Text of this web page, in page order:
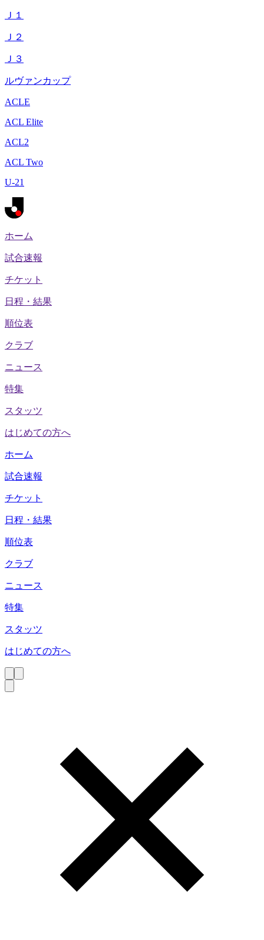
Ｊ１
Ｊ２
Ｊ３
ルヴァンカップ
ACLE
ACL Elite
ACL2
ACL Two
U-21
ホーム
試合速報
チケット
日程・結果
順位表
クラブ
ニュース
特集
スタッツ
はじめての方へ
ホーム
試合速報
チケット
日程・結果
順位表
クラブ
ニュース
特集
スタッツ
はじめての方へ